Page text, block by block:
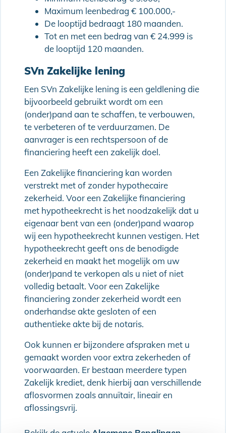
Maximum leenbedrag € 100.000,-
De looptijd bedraagt 180 maanden.
Tot en met een bedrag van € 24.999 is
de looptijd 120 maanden.
SVn Zakelijke lening
Een SVn Zakelijke lening is een geldlening die
bijvoorbeeld gebruikt wordt om een
(onder)pand aan te schaffen, te verbouwen,
te verbeteren of te verduurzamen. De
aanvrager is een rechtspersoon of de
financiering heeft een zakelijk doel.
Een Zakelijke financiering kan worden
verstrekt met of zonder hypothecaire
zekerheid. Voor een Zakelijke financiering
met hypotheekrecht is het noodzakelijk dat u
eigenaar bent van een (onder)pand waarop
wij een hypotheekrecht kunnen vestigen. Het
hypotheekrecht geeft ons de benodigde
zekerheid en maakt het mogelijk om uw
(onder)pand te verkopen als u niet of niet
volledig betaalt. Voor een Zakelijke
financiering zonder zekerheid wordt een
onderhandse akte gesloten of een
authentieke akte bij de notaris.
Ook kunnen er bijzondere afspraken met u
gemaakt worden voor extra zekerheden of
voorwaarden. Er bestaan meerdere typen
Zakelijk krediet, denk hierbij aan verschillende
aflosvormen zoals annuïtair, lineair en
aflossingsvrij.